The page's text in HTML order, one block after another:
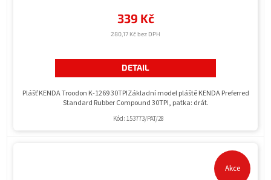
280,17 Kč bez DPH
339 Kč
DETAIL
Plášť KENDA Troodon K-1269 30TPIZákladní model pláště KENDA Preferred
Standard Rubber Compound 30TPI, patka: drát.
Kód: 153773/PAT/28
Akce